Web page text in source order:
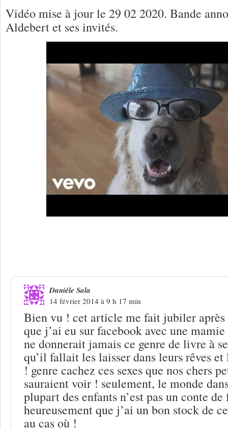
Vidéo mise à jour le 29 02 2020. Bande
Aldebert et ses invités.
Danièle Sala
14 février 2014 à 9 h 17 min
Bien vu ! cet article me fait jubiler
que j’ai eu sur facebook avec une
ne donnerait jamais ce genre de livre à
qu’il fallait les laisser dans leurs rêves et
! genre cachez ces sexes que nos chers
sauraient voir ! seulement, le monde
plupart des enfants n’est pas un conte
heureusement que j’ai un bon stock de
au cas où !